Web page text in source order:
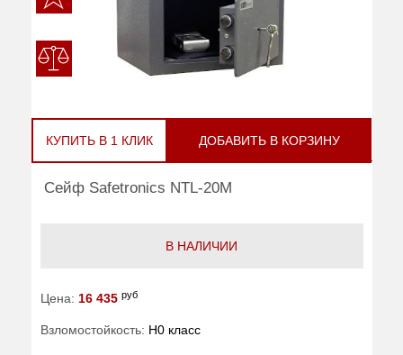
КУПИТЬ В 1 КЛИК ДОБАВИТЬ В КОРЗИНУ
Сейф Safetronics NTL-20M
В НАЛИЧИИ
Цена: 16 435 руб
Взломостойкость: H0 класс